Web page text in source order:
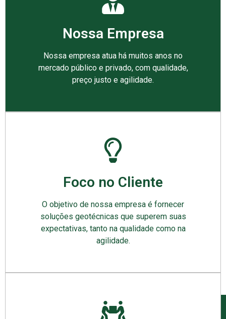
Nossa Empresa
Nossa empresa atua há muitos anos no
mercado público e privado, com qualidade,
preço justo e agilidade.
Foco no Cliente
O objetivo de nossa empresa é fornecer
soluções geotécnicas que superem suas
expectativas, tanto na qualidade como na
agilidade.